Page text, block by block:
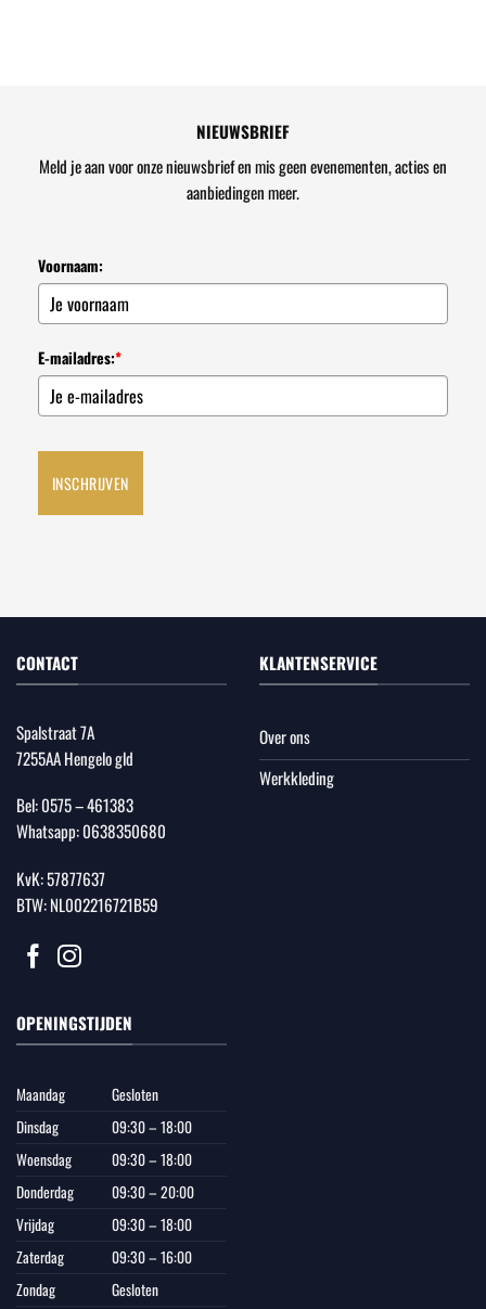
NIEUWSBRIEF
Meld je aan voor onze nieuwsbrief en mis geen evenementen, acties en
aanbiedingen meer.
Voornaam:
E-mailadres:*
INSCHRIJVEN
CONTACT
Spalstraat 7A
7255AA Hengelo gld
Bel:0575 – 461383
Whatsapp:0638350680
KvK: 57877637
BTW: NL002216721B59
KLANTENSERVICE
Over ons
Werkkleding
OPENINGSTIJDEN
Maandag
Gesloten
Dinsdag
09:30 – 18:00
Woensdag
09:30 – 18:00
Donderdag
09:30 – 20:00
Vrijdag
09:30 – 18:00
Zaterdag
09:30 – 16:00
Zondag
Gesloten